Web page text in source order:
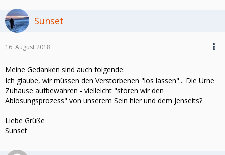
Sunset
16. August 2018
Meine Gedanken sind auch folgende:
Ich glaube, wir müssen den Verstorbenen "los lassen"... Die Urne
Zuhause aufbewahren - vielleicht "stören wir den
Ablösungsprozess" von unserem Sein hier und dem Jenseits?
Liebe Grüße
Sunset